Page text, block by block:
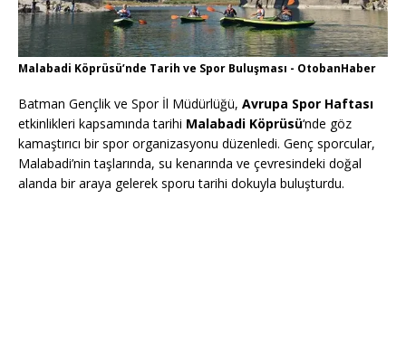
Malabadi Köprüsü’nde Tarih ve Spor Buluşması - OtobanHaber
Batman Gençlik ve Spor İl Müdürlüğü, Avrupa Spor Haftası
etkinlikleri kapsamında tarihi Malabadi Köprüsü‘nde göz
kamaştırıcı bir spor organizasyonu düzenledi. Genç sporcular,
Malabadi’nin taşlarında, su kenarında ve çevresindeki doğal
alanda bir araya gelerek sporu tarihi dokuyla buluşturdu.